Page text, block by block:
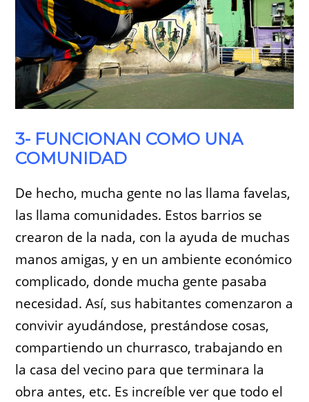
3- FUNCIONAN COMO UNA
COMUNIDAD
De hecho, mucha gente no las llama favelas,
las llama comunidades. Estos barrios se
crearon de la nada, con la ayuda de muchas
manos amigas, y en un ambiente económico
complicado, donde mucha gente pasaba
necesidad. Así, sus habitantes comenzaron a
convivir ayudándose, prestándose cosas,
compartiendo un churrasco, trabajando en
la casa del vecino para que terminara la
obra antes, etc. Es increíble ver que todo el